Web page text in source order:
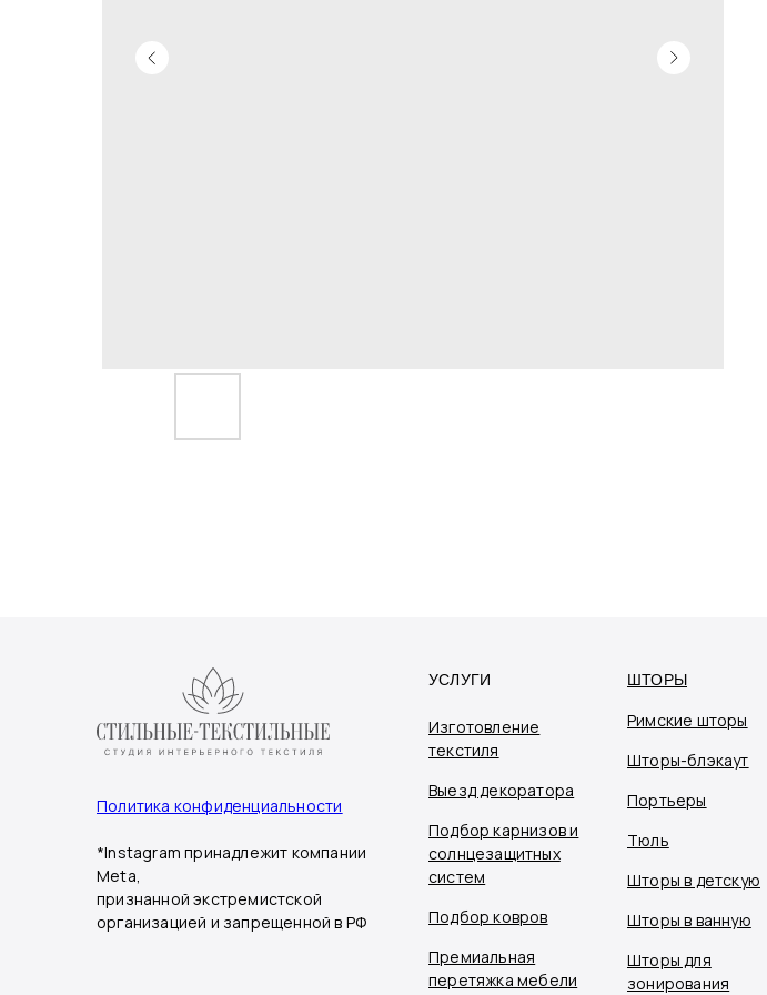
Политика конфиденциальности
*Instagram принадлежит компании
Meta,
признанной экстремистской
организацией и запрещенной в РФ
УСЛУГИ
Изготовление
текстиля
Выезд декоратора
Подбор карнизов и
солнцезащитных
систем
Подбор ковров
Премиальная
перетяжка мебели
ШТОРЫ
Римские шторы
Шторы-блэкаут
Портьеры
Тюль
Шторы в детскую
Шторы в ванную
Шторы для
зонирования